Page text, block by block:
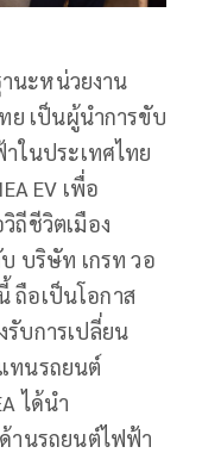
านะหน่วยงาน
ย เป็นผู้นำการขับ
ในประเทศไทย
EV เพื่อ
ถีชีวิตเมือง
บริษัท เกรท วอ
ถือเป็นโอกาส
รับการเปลี่ยน
ทนรถยนต์
ได้นำ
านรถยนต์ไฟฟ้า